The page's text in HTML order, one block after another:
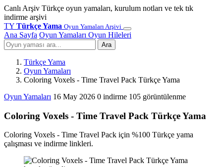
Canlı Arşiv Türkçe oyun yamaları, kurulum notları ve tek tık
indirme arşivi
TY Türkçe Yama Oyun Yamaları Arşivi
Ana Sayfa Oyun Yamaları Oyun Hileleri
Ara
Türkçe Yama
Oyun Yamaları
Coloring Voxels - Time Travel Pack Türkçe Yama
Oyun Yamaları 16 May 2026 0 indirme 105 görüntülenme
Coloring Voxels - Time Travel Pack Türkçe Yama
Coloring Voxels - Time Travel Pack için %100 Türkçe yama
çalışması ve indirme linkleri.